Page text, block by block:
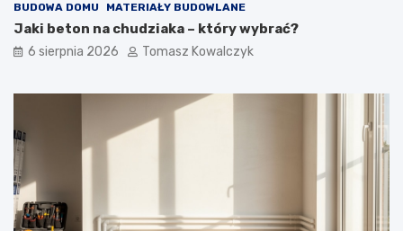
BUDOWA DOMU MATERIAŁY BUDOWLANE
Jaki beton na chudziaka – który wybrać?
6 sierpnia 2026 Tomasz Kowalczyk